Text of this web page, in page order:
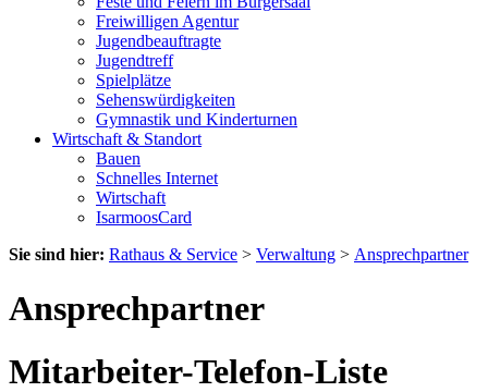
Freiwilligen Agentur
Jugendbeauftragte
Jugendtreff
Spielplätze
Sehenswürdigkeiten
Gymnastik und Kinderturnen
Wirtschaft & Standort
Bauen
Schnelles Internet
Wirtschaft
IsarmoosCard
Sie sind hier: Rathaus & Service > Verwaltung > Ansprechpartner
Ansprechpartner
Mitarbeiter-Telefon-Liste